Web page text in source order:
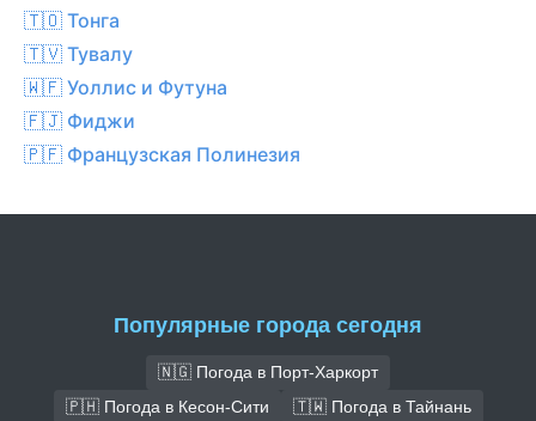
🇹🇴 Тонга
🇹🇻 Тувалу
🇼🇫 Уоллис и Футуна
🇫🇯 Фиджи
🇵🇫 Французская Полинезия
Популярные города сегодня
🇳🇬 Погода в Порт-Харкорт
🇵🇭 Погода в Кесон-Сити
🇹🇼 Погода в Тайнань